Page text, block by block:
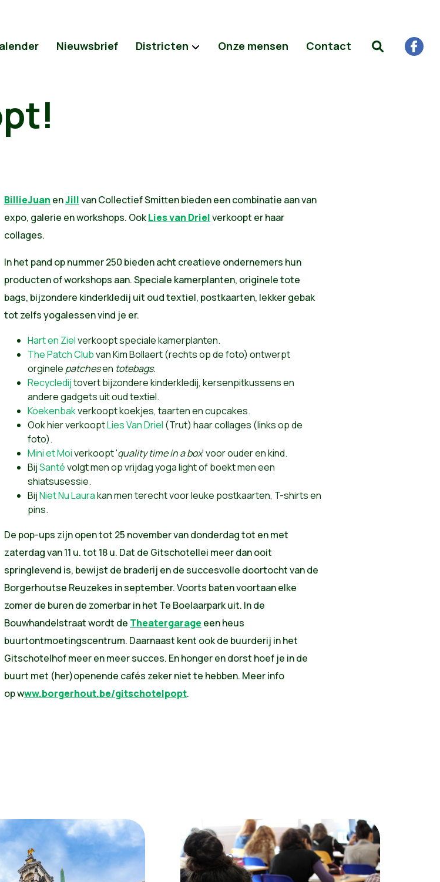
Nieuwsbrief Districten Onze mensen Contact
BillieJuan enJillvan Collectief Smitten bieden een combinatie aan van
expo, galerie en workshops. OokLies van Drielverkoopt er haar
collages.
In het pand op nummer 250 bieden acht creatieve ondernemers hun
producten of workshops aan. Speciale kamerplanten, originele tote
bags, bijzondere kinderkledij uit oud textiel, postkaarten, lekker gebak
tot zelfs yogalessen vind je er.
Hart en Zielverkoopt speciale kamerplanten.
The Patch Clubvan Kim Bollaert (rechts op de foto) ontwerpt
orginele patchesen totebags.
Recycledijtovert bijzondere kinderkledij, kersenpitkussens en
andere gadgets uit oud textiel.
Koekenbakverkoopt koekjes, taarten en cupcakes.
Ook hier verkooptLies Van Driel (Trut) haar collages (links op de
foto).
Mini et Moiverkoopt 'quality time in a box' voor ouder en kind.
BijSantévolgt men op vrijdag yoga light of boekt men een
shiatsusessie.
BijNiet Nu Laurakan men terecht voor leuke postkaarten, T-shirts en
pins.
De pop-ups zijn open tot 25 november van donderdag tot en met
zaterdag van 11 u. tot 18 u. Dat de Gitschotellei meer dan ooit
springlevend is, bewijst de braderij en de succesvolle doortocht van de
Borgerhoutse Reuzekes in september. Voorts baten voortaan elke
zomer de buren de zomerbar in het Te Boelaarpark uit. In de
Bouwhandelstraat wordt de Theatergarage een heus
buurtontmoetingscentrum. Daarnaast kent ook de buurderij in het
Gitschotelhof meer en meer succes. En honger en dorst hoef je in de
buurt met (her)openende cafés zeker niet te hebben. Meer info
op www.borgerhout.be/gitschotelpopt.